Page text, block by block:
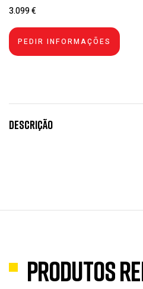
3.099€
Descrição
Produtos